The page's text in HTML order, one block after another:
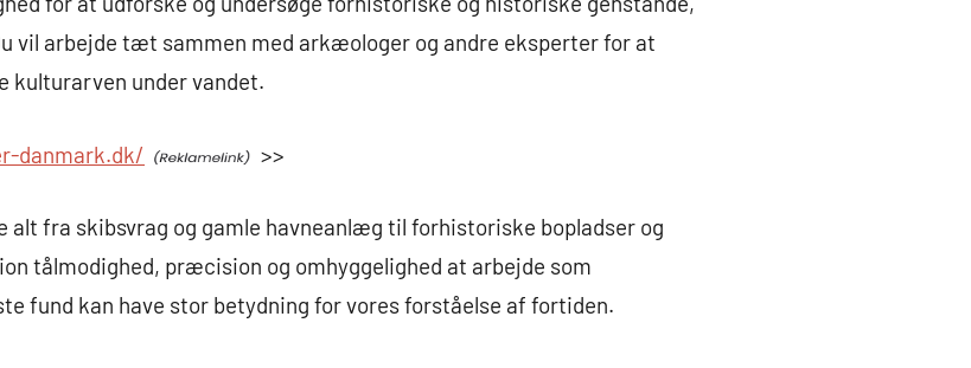
vil arbejde tæt sammen med arkæologer og andre eksperter for at
kulturarven under vandet.
danmark.dk/ >>
alt fra skibsvrag og gamle havneanlæg til forhistoriske bopladser og
tålmodighed, præcision og omhyggelighed at arbejde som
fund kan have stor betydning for vores forståelse af fortiden.